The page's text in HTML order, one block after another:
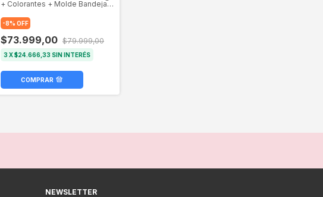
+ Colorantes + Molde Bandeja +
-8% OFF
$73.999,00 $79.999,00
3X$24.666,33 SIN INTERÉS
COMPRAR
NEWSLETTER